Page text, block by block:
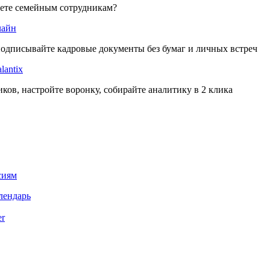
семейным сотрудникам?
кадровые документы без бумаг и личных встреч
настройте воронку, собирайте аналитику в 2 клика